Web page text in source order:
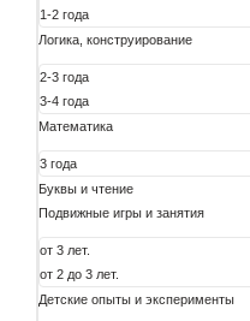
1-2 года
Логика, конструирование
2-3 года
3-4 года
Математика
3 года
Буквы и чтение
Подвижные игры и занятия
от 3 лет.
от 2 до 3 лет.
Детские опыты и эксперименты